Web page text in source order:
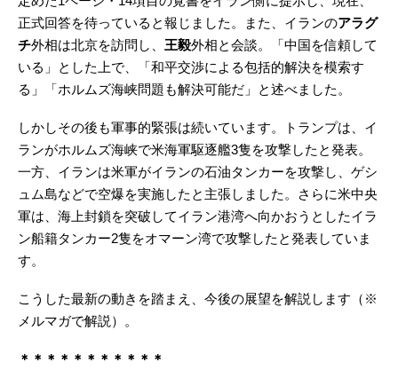
正式回答を待っていると報じました。また、イランのアラグ
チ外相は北京を訪問し、 王毅外相と会談。「中国を信頼して
いる」とした上で、「和平交渉による包括的解決を模索す
る」「ホルムズ海峡問題も解決可能だ」と述べました。
しかしその後も軍事的緊張は続いています。トランプは、イ
ランがホルムズ海峡で米海軍駆逐艦3隻を攻撃したと発表。
一方、イランは米軍がイランの石油タンカーを攻撃し、ゲシ
ュム島などで空爆を実施したと主張しました。さらに米中央
軍は、海上封鎖を突破してイラン港湾へ向かおうとしたイラ
ン船籍タンカー2隻をオマーン湾で攻撃したと発表していま
す。
こうした最新の動きを踏まえ、今後の展望を解説します（※
メルマガで解説）。
＊＊＊＊＊＊＊＊＊＊＊